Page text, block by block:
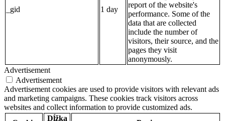
_gid 1 day
report of the website's
performance. Some of the
data that are collected
include the number of
visitors, their source, and the
pages they visit
anonymously.
Advertisement
Advertisement
Advertisement cookies are used to provide visitors with relevant ads
and marketing campaigns. These cookies track visitors across
websites and collect information to provide customized ads.
Dĺžka